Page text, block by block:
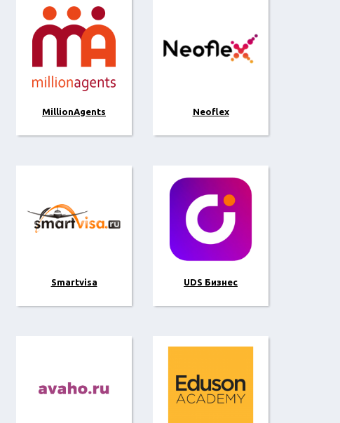
MillionAgents Neoflex
Smartvisa UDS Бизнес